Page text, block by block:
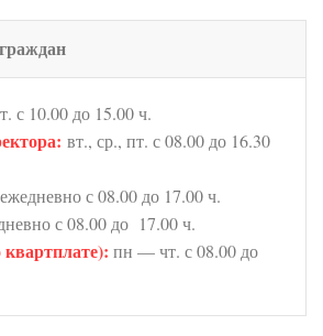
с 10.00 до 15.00 ч.
вт., ср., пт. с 08.00 до 16.30
ежедневно с 08.00 до 17.00 ч.
с 08.00 до 17.00 ч.
пн — чт. с 08.00 до